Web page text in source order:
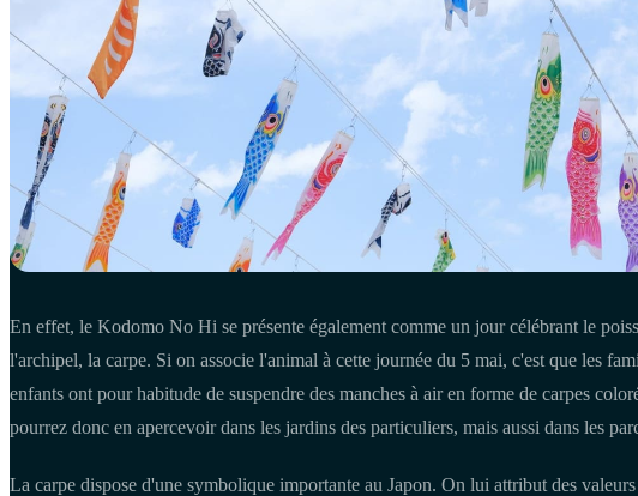
En effet, le Kodomo No Hi se présente également comme un jour célébrant le
l'archipel, la carpe. Si on associe l'animal à cette journée du 5 mai, c'est que les
enfants ont pour habitude de suspendre des manches à air en forme de carpes
pourrez donc en apercevoir dans les jardins des particuliers, mais aussi dans les
La carpe dispose d'une symbolique importante au Japon. On lui attribut des